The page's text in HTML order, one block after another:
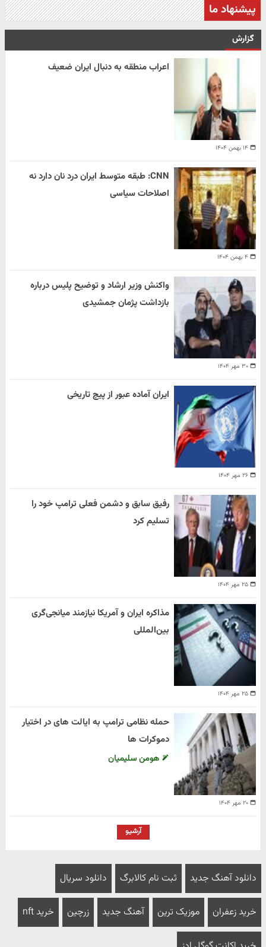
پیشنهاد ما
گزارش
۱۴ بهمن ۱۴۰۴
اعراب منطقه به دنبال ایران ضعیف
۴ بهمن ۱۴۰۴
CNN: طبقه متوسط ایران درد نان دارد نه
اصلاحات سیاسی
۳۰ مهر ۱۴۰۴
واکنش وزیر ارشاد و توضیح پلیس درباره
بازداشت پژمان جمشیدی
۲۶ مهر ۱۴۰۴
ایران آماده عبور از پیچ تاریخی
۲۵ مهر ۱۴۰۴
رفیق سابق و دشمن فعلی ترامپ خود را
تسلیم کرد
۲۵ مهر ۱۴۰۴
مذاکره ایران و آمریکا نیازمند میانجی‌گری
بین‌المللی
۲۰ مهر ۱۴۰۴
حمله نظامی ترامپ به ایالت های در اختیار
دموکرات ها
هومن سلیمیان
آرشیو
دانلود آهنگ جدید ثبت نام کالابرگ دانلود سریال
خرید زعفران موزیک ترین آهنگ جدید زرچین خرید nft